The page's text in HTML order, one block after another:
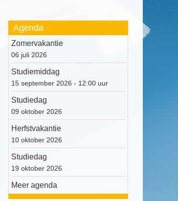
Agenda
Zomervakantie
06 juli 2026
Studiemiddag
15 september 2026 - 12:00 uur
Studiedag
09 oktober 2026
Herfstvakantie
10 oktober 2026
Studiedag
19 oktober 2026
Meer agenda